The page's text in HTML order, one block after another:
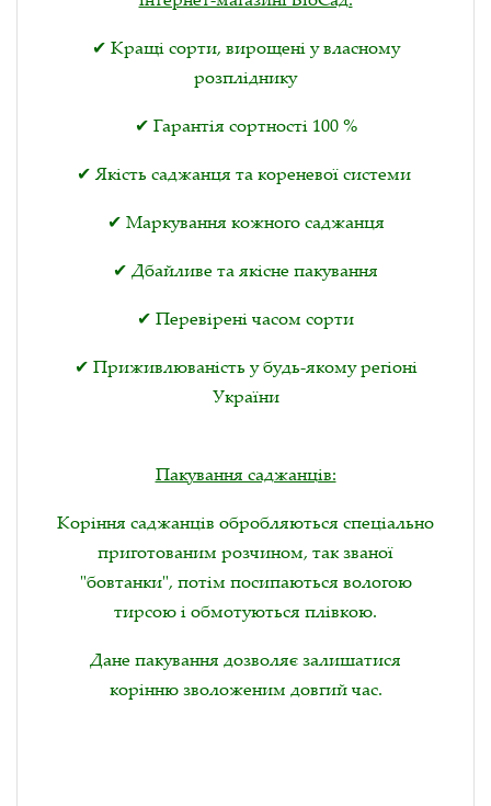
✔ Кращі сорти, вирощені у власному
розпліднику
✔ Гарантія сортності 100 %
✔ Якість саджанця та кореневої системи
✔ Маркування кожного саджанця
✔ Дбайливе та якісне пакування
✔ Перевірені часом сорти
✔ Приживлюваність у будь-якому регіоні
України
Пакування саджанців:
Коріння саджанців обробляються спеціально
приготованим розчином, так званої
"бовтанки", потім посипаються вологою
тирсою і обмотуються плівкою.
Дане пакування дозволяє залишатися
корінню зволоженим довгий час.